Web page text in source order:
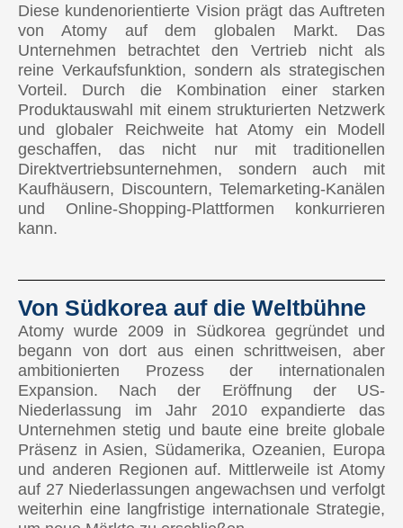
🇸🇬 Singapur
🇹🇼 Taiwan
🇹🇭 Thailand
🇺🇿 Usbekistan
AFRIKA
Demnächst verfügbar
🇳🇿 Neuseeland
Diese kundenorientierte Vision prägt das Auftreten
von Atomy auf dem globalen Markt. Das
Unternehmen betrachtet den Vertrieb nicht als
reine Verkaufsfunktion, sondern als strategischen
Vorteil. Durch die Kombination einer starken
Produktauswahl mit einem strukturierten Netzwerk
und globaler Reichweite hat Atomy ein Modell
geschaffen, das nicht nur mit traditionellen
Direktvertriebsunternehmen, sondern auch mit
Kaufhäusern, Discountern, Telemarketing-Kanälen
und Online-Shopping-Plattformen konkurrieren
kann.
Von Südkorea auf die Weltbühne
Atomy wurde 2009 in Südkorea gegründet und
begann von dort aus einen schrittweisen, aber
ambitionierten Prozess der internationalen
Expansion. Nach der Eröffnung der US-
Niederlassung im Jahr 2010 expandierte das
Unternehmen stetig und baute eine breite globale
Präsenz in Asien, Südamerika, Ozeanien, Europa
und anderen Regionen auf. Mittlerweile ist Atomy
auf 27 Niederlassungen angewachsen und verfolgt
weiterhin eine langfristige internationale Strategie,